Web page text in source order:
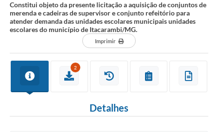
Constitui objeto da presente licitação a aquisição de conjuntos de
merenda e cadeiras de supervisor e conjunto refeitório para
atender demanda das unidades escolares municipais unidades
escolares do município de Itacarambi/MG.
Imprimir
2
Detalhes